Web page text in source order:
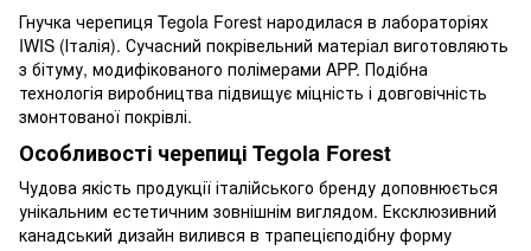
Гнучка черепиця Tegola Forest народилася в лабораторіях
IWIS (Італія). Сучасний покрівельний матеріал виготовляють
з бітуму, модифікованого полімерами APP. Подібна
технологія виробництва підвищує міцність і довговічність
змонтованої покрівлі.
Особливості черепиці Tegola Forest
Чудова якість продукції італійського бренду доповнюється
унікальним естетичним зовнішнім виглядом. Ексклюзивний
канадський дизайн вилився в трапецієподібну форму